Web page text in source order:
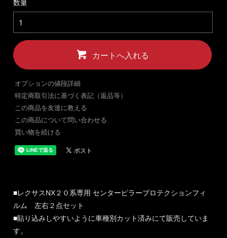
数量
カートへ入れる
オプションの値段詳細
特定商取引法に基づく表記（返品等）
この商品を友達に教える
この商品について問い合わせる
買い物を続ける
■レクサスNX２０系専用 センターピラープロテクションフィ
ルム 左右２点セット
■貼り込みしやすいように車種別カット済みにて販売していま
す。